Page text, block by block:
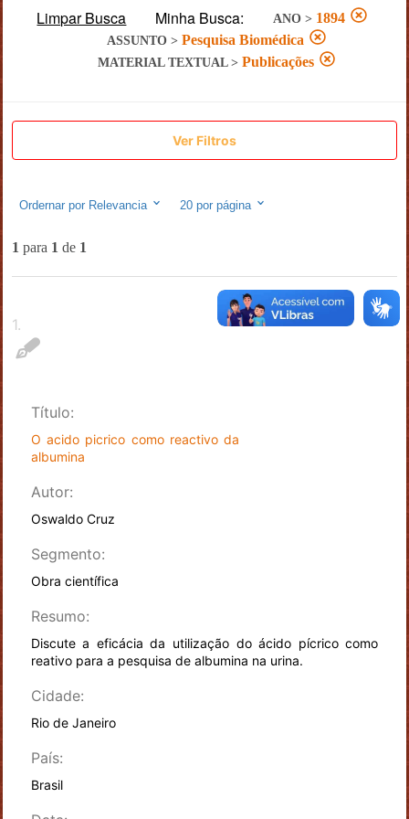
Limpar Busca Minha Busca: ANO > 1894
ASSUNTO > Pesquisa Biomédica
MATERIAL TEXTUAL> Publicações
Ver Filtros
Ordernar por Relevancia 20por página
1 para 1 de 1
1.
Título:
O acido picrico como reactivo da
albumina
Autor:
Oswaldo Cruz
Segmento:
Obra científica
Resumo:
Discute a eficácia da utilização do ácido pícrico como
reativo para a pesquisa de albumina na urina.
Cidade:
Rio de Janeiro
País:
Brasil